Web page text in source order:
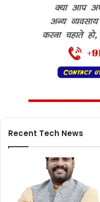
Recent Tech News